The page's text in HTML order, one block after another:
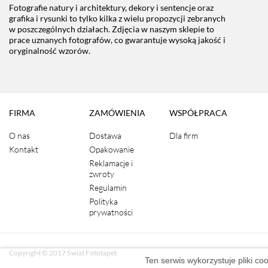
Fotografie natury i architektury, dekory i sentencje oraz
grafika i rysunki to tylko kilka z wielu propozycji zebranych
w poszczególnych działach. Zdjęcia w naszym sklepie to
prace uznanych fotografów, co gwarantuje wysoką jakość i
oryginalność wzorów.
FIRMA
O nas
Kontakt
ZAMÓWIENIA
Dostawa
Opakowanie
Reklamacje i
zwroty
Regulamin
Polityka
prywatności
WSPÓŁPRACA
Dla firm
Copyright © 2017 Świat Fototapet
Ten serwis wykorzystuje pliki